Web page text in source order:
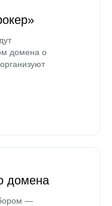
домена о
домена
—